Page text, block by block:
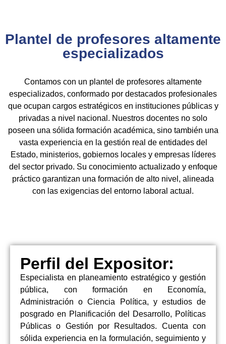
Plantel de profesores altamente
especializados
Contamos con un plantel de profesores altamente
especializados, conformado por destacados profesionales
que ocupan cargos estratégicos en instituciones públicas y
privadas a nivel nacional. Nuestros docentes no solo
poseen una sólida formación académica, sino también una
vasta experiencia en la gestión real de entidades del
Estado, ministerios, gobiernos locales y empresas líderes
del sector privado. Su conocimiento actualizado y enfoque
práctico garantizan una formación de alto nivel, alineada
con las exigencias del entorno laboral actual.
Perfil del Expositor:
Especialista en planeamiento estratégico y gestión
pública, con formación en Economía,
Administración o Ciencia Política, y estudios de
posgrado en Planificación del Desarrollo, Políticas
Públicas o Gestión por Resultados. Cuenta con
sólida experiencia en la formulación, seguimiento y